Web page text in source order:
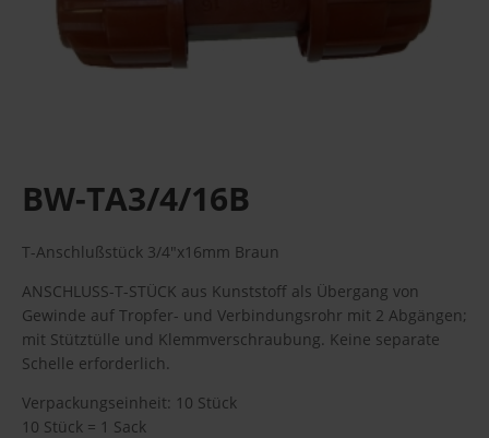
BW-TA3/4/16B
T-Anschlußstück 3/4"x16mm Braun
ANSCHLUSS-T-STÜCK aus Kunststoff als Übergang von
Gewinde auf Tropfer- und Verbindungsrohr mit 2 Abgängen;
mit Stütztülle und Klemmverschraubung. Keine separate
Schelle erforderlich.
Verpackungseinheit: 10 Stück
10 Stück = 1 Sack